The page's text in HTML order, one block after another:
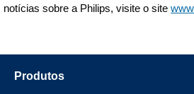
notícias sobre a Philips, visite o site
Produtos